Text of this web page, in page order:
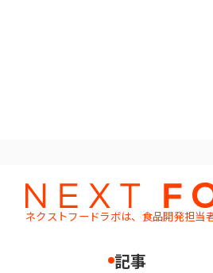
ネクストフードラボは、食品開発担当
記事
Q&A 基礎知識
Q：マーガリ